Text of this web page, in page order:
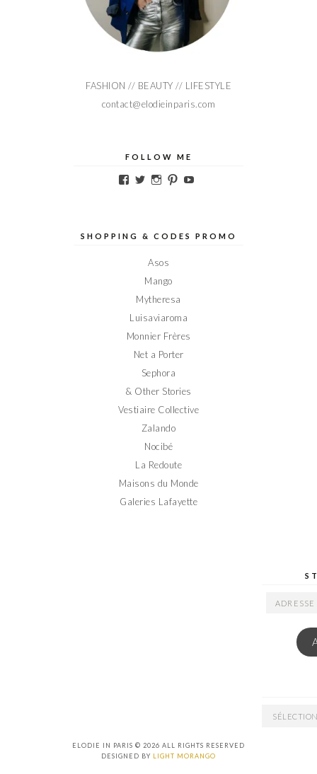
FASHION // BEAUTY // LIFESTYLE
contact@elodieinparis.com
FOLLOW ME
Voir
sur
Voir
sur
Voir
sur
Voir
sur sur
SHOPPING & CODES PROMO
Asos
Mango
Mytheresa
Luisaviaroma
Monnier Frères
Net a Porter
Sephora
& Other Stories
Vestiaire Collective
Zalando
Nocibé
La Redoute
Maisons du Monde
Galeries Lafayette
ADRESSE
ARCHIVES
ELODIE IN PARIS © 2026 ALL RIGHTS RESERVED
DESIGNED BY LIGHT MORANGO